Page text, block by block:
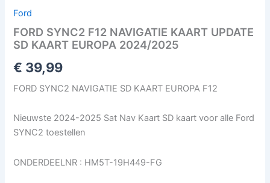
Ford
FORD SYNC2 F12 NAVIGATIE KAART UPDATE
SD KAART EUROPA 2024/2025
€ 39,99
FORD SYNC2 NAVIGATIE SD KAART EUROPA F12
Nieuwste 2024-2025 Sat Nav Kaart SD kaart voor alle Ford
SYNC2 toestellen
ONDERDEELNR : HM5T-19H449-FG